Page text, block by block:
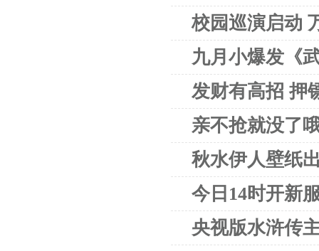
校园巡演启动
九月小爆发《
发财有高招 押
亲不抢就没了
秋水伊人壁纸
今日14时开新
央视版水浒传